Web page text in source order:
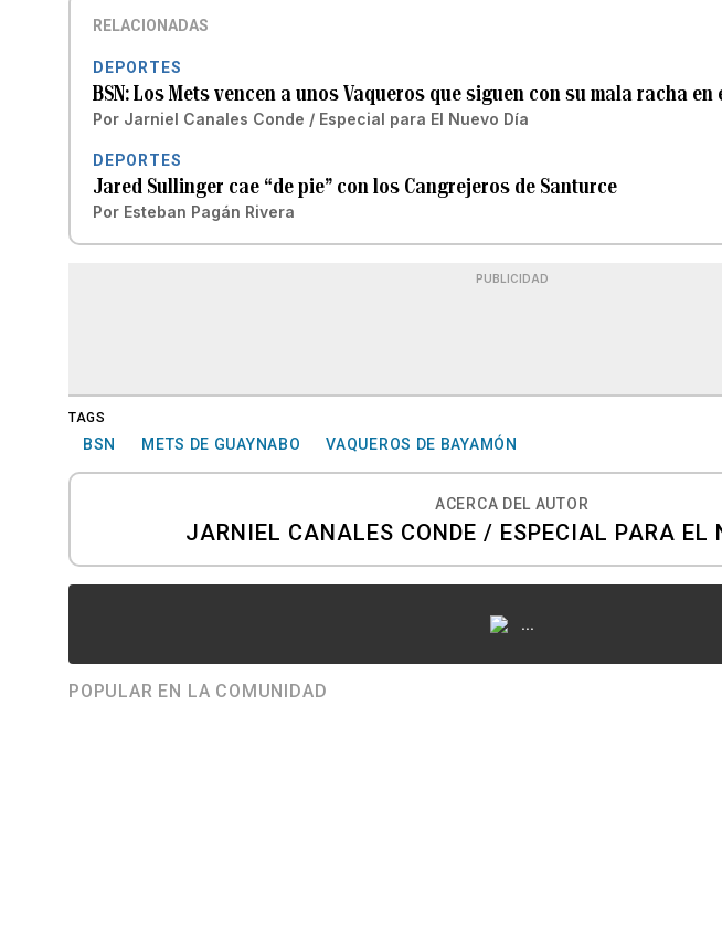
RELACIONADAS
DEPORTES
BSN: Los Mets vencen a unos Vaqueros que siguen con su mala racha en
Por Jarniel Canales Conde / Especial para El Nuevo Día
DEPORTES
Jared Sullinger cae “de pie” con los Cangrejeros de Santurce
Por Esteban Pagán Rivera
PUBLICIDAD
TAGS
BSN METS DE GUAYNABO VAQUEROS DE BAYAMÓN
ACERCA DEL AUTOR
JARNIEL CANALES CONDE / ESPECIAL PARA EL
...
POPULAR EN LA COMUNIDAD